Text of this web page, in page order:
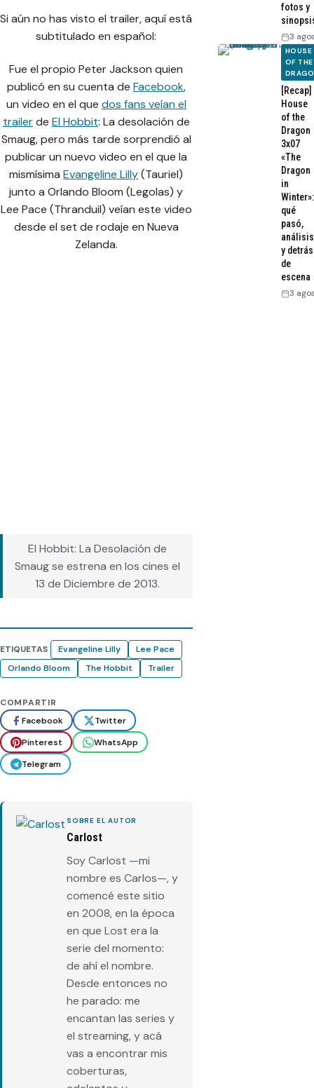
Si aún no has visto el trailer, aquí está
subtitulado en español:
Fue el propio Peter Jackson quien
publicó en su cuenta de Facebook,
un video en el que dos fans veían el
trailerde El Hobbit: La desolación de
Smaug, pero más tarde sorprendió al
publicar un nuevo video en el que la
mismísimaEvangeline Lilly(Tauriel)
junto a Orlando Bloom (Legolas) y
Lee Pace (Thranduil) veían este video
desde el set de rodaje en Nueva
Zelanda.
El Hobbit: La Desolación de
Smaug se estrena en los cines el
13 de Diciembre de 2013.
ETIQUETAS Evangeline Lilly
Lee Pace
Orlando Bloom
The Hobbit Trailer
COMPARTIR
Facebook
Twitter
Pinterest
WhatsApp
Telegram
SOBRE EL AUTOR
Carlost
Soy Carlost —mi
nombre es Carlos—, y
comencé este sitio
en 2008, en la época
en que Lost era la
serie del momento:
de ahí el nombre.
Desde entonces no
he parado: me
encantan las series y
el streaming, y acá
vas a encontrar mis
coberturas,
fotos y
3
HOUSE
OF THE
[Recap]
House
of the
Dragon
3x07
«The
Dragon
in
Winter»:
qué
pasó,
análisis
y detrás
de
escena
3